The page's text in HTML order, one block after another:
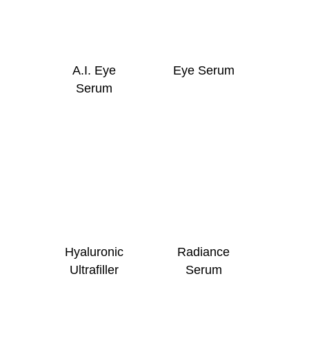
A.I. Eye
Serum
Eye Serum
Hyaluronic
Ultrafiller
Radiance
Serum